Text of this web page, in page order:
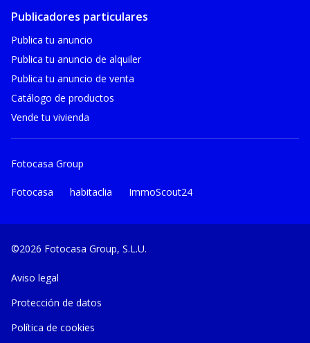
Publicadores particulares
Publica tu anuncio
Publica tu anuncio de alquiler
Publica tu anuncio de venta
Catálogo de productos
Vende tu vivienda
Fotocasa Group
Fotocasa habitaclia ImmoScout24
©2026 Fotocasa Group, S.L.U.
Aviso legal
Protección de datos
Política de cookies